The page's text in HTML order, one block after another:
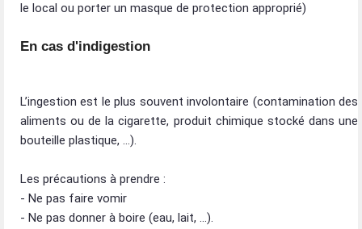
le local ou porter un masque de protection approprié)
En cas d'indigestion
L’ingestion est le plus souvent involontaire (contamination des
aliments ou de la cigarette, produit chimique stocké dans une
bouteille plastique, …).
Les précautions à prendre :
- Ne pas faire vomir
- Ne pas donner à boire (eau, lait, …).